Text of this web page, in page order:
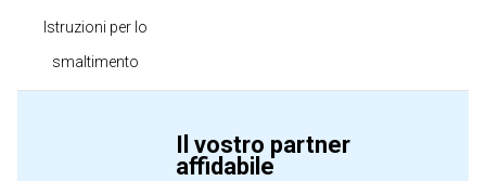
Istruzioni per lo
smaltimento
Il vostro partner
affidabile